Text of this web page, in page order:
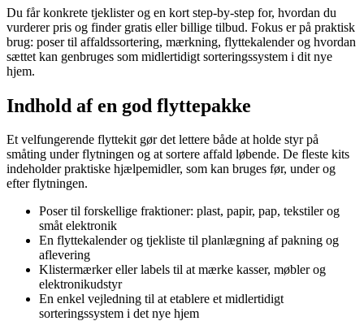
Du får konkrete tjeklister og en kort step-by-step for, hvordan du
vurderer pris og finder gratis eller billige tilbud. Fokus er på praktisk
brug: poser til affaldssortering, mærkning, flyttekalender og hvordan
sættet kan genbruges som midlertidigt sorteringssystem i dit nye
hjem.
Indhold af en god flyttepakke
Et velfungerende flyttekit gør det lettere både at holde styr på
småting under flytningen og at sortere affald løbende. De fleste kits
indeholder praktiske hjælpemidler, som kan bruges før, under og
efter flytningen.
Poser til forskellige fraktioner: plast, papir, pap, tekstiler og
småt elektronik
En flyttekalender og tjekliste til planlægning af pakning og
aflevering
Klistermærker eller labels til at mærke kasser, møbler og
elektronikudstyr
En enkel vejledning til at etablere et midlertidigt
sorteringssystem i det nye hjem